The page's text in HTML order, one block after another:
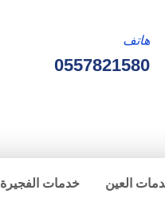
هاتف
0557821580
العين خدمات الفجيرة